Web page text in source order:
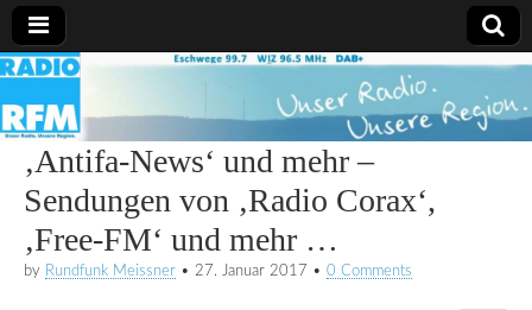
Radio
RFM
‚Antifa-News‘ und mehr –
Sendungen von ‚Radio Corax‘,
‚Free-FM‘ und mehr …
by Rundfunk Meissner • 27. Januar 2017 • 0 Comments